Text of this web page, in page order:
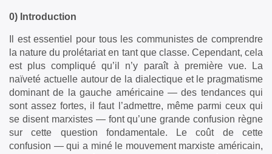
0) Introduction
Il est essentiel pour tous les communistes de comprendre
la nature du prolétariat en tant que classe. Cependant, cela
est plus compliqué qu’il n’y paraît à première vue. La
naïveté actuelle autour de la dialectique et le pragmatisme
dominant de la gauche américaine — des tendances qui
sont assez fortes, il faut l’admettre, même parmi ceux qui
se disent marxistes — font qu’une grande confusion règne
sur cette question fondamentale. Le coût de cette
confusion — qui a miné le mouvement marxiste américain,